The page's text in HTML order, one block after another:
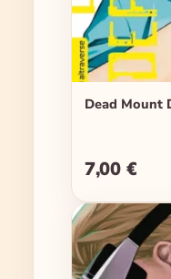
Dead Mount
Regulärer
7,00 €